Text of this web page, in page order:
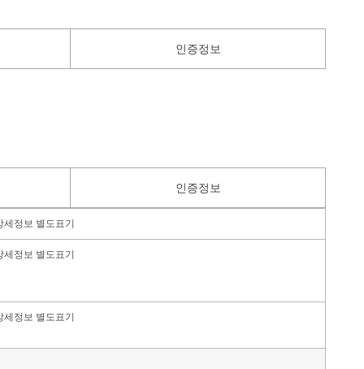
인증정보
인증정보
세정보 별도표기
세정보 별도표기
세정보 별도표기